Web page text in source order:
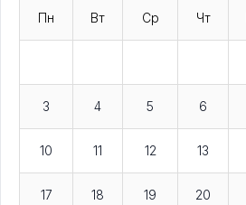
Пн Вт Ср Чт
3 4 5 6
10 11 12 13
17 18 19 20